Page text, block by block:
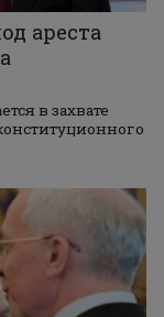
ареста
в захвате